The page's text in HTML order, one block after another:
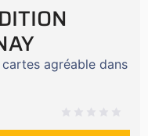
agréable dans